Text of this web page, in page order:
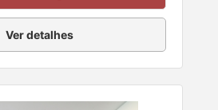
Ver detalhes